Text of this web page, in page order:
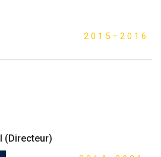
2 0 1 5 – 2 0 1 6
(Directeur)